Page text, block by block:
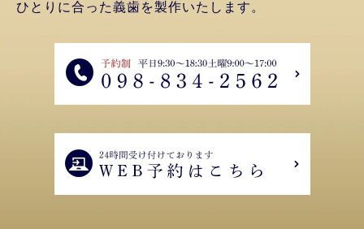
ひとりに合った義歯を製作いたします。